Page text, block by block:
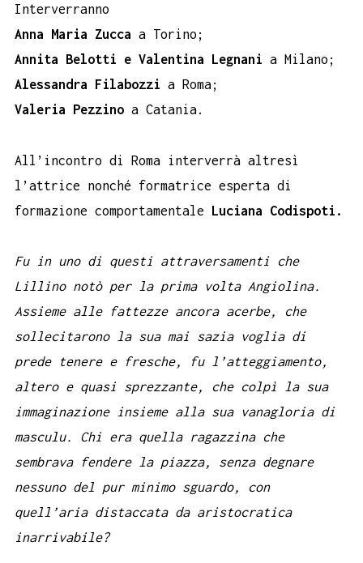
Interverranno
Anna Maria Zucca a Torino;
Annita Belotti e Valentina Legnani a Milano;
Alessandra Filabozzi a Roma;
Valeria Pezzino a Catania.
All’incontro di Roma interverrà altresì
l’attrice nonché formatrice esperta di
formazione comportamentale Luciana Codispoti.
Fu in uno di questi attraversamenti che
Lillino notò per la prima volta Angiolina.
Assieme alle fattezze ancora acerbe, che
sollecitarono la sua mai sazia voglia di
prede tenere e fresche, fu l’atteggiamento,
altero e quasi sprezzante, che colpì la sua
immaginazione insieme alla sua vanagloria di
masculu. Chi era quella ragazzina che
sembrava fendere la piazza, senza degnare
nessuno del pur minimo sguardo, con
quell’aria distaccata da aristocratica
inarrivabile?